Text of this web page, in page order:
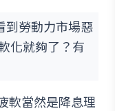
到勞動力市場惡
化就夠了？有
軟當然是降息理